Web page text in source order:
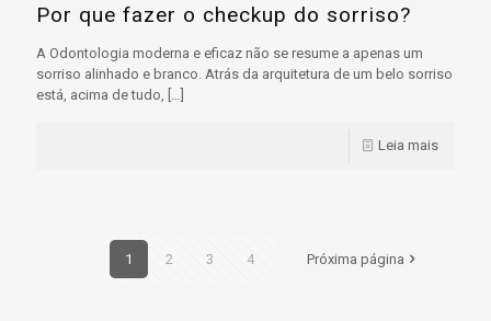
Por que fazer o checkup do sorriso?
A Odontologia moderna e eficaz não se resume a apenas um
sorriso alinhado e branco. Atrás da arquitetura de um belo sorriso
está, acima de tudo, […]
Leia mais
1 2 3 4 Próxima página